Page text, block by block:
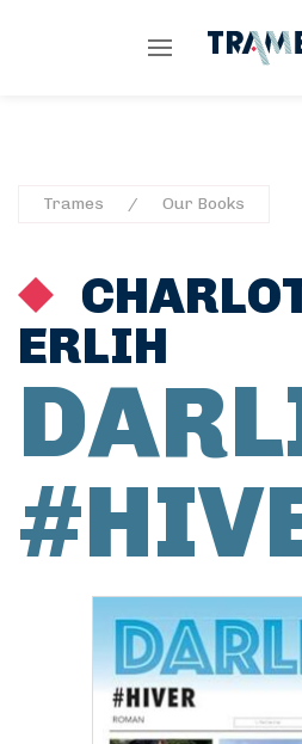
Trames Our Books
ERLIH